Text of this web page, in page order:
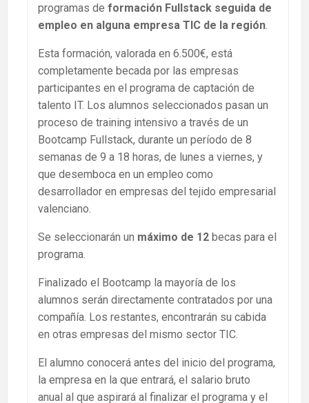
programas de formación Fullstack seguida de
empleo en alguna empresa TIC de la región
Esta formación, valorada en 6.500€, está
completamente becada por las empresas
participantes en el programa de captación de
talento IT. Los alumnos seleccionados pasan un
proceso de training intensivo a través de un
Bootcamp Fullstack, durante un período de 8
semanas de 9 a 18 horas, de lunes a viernes, y
que desemboca en un empleo como
desarrollador en empresas del tejido empresarial
valenciano.
Se seleccionarán un máximo de 12 becas para el
programa.
Finalizado el Bootcamp la mayoría de los
alumnos serán directamente contratados por una
compañía. Los restantes, encontrarán su cabida
en otras empresas del mismo sector TIC.
El alumno conocerá antes del inicio del programa,
la empresa en la que entrará, el salario bruto
anual al que aspirará al finalizar el programa y el